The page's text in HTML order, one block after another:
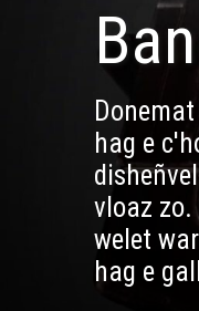
hag e
vloaz zo.
welet
hag e